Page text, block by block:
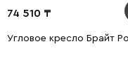
74 510
Угловое кресло Брайт